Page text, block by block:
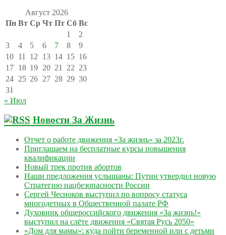
Август 2026
Пн Вт Ср Чт Пт Сб Вс
1
2
3
4 5 6 7 8
9
10 11 12 13 14 15 16
17 18 19 20 21 22 23
24 25 26 27 28 29 30
31
« Июл
Новости За Жизнь
Отчет о работе движения «За жизнь» за 2023г.
Приглашаем на бесплатные курсы повышения
квалификации
Новый трек против абортов
Наши предложения услышаны: Путин утвердил новую
Стратегию нацбезопасности России
Сергей Чесноков выступил по вопросу статуса
многодетных в Общественной палате РФ
Духовник общероссийского движения «За жизнь!»
выступил на слёте движения «Святая Русь 2050»
«Дом для мамы»: куда пойти беременной или с детьми